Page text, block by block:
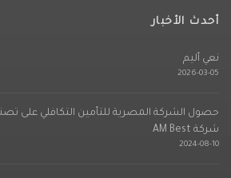
أحدث الأخبار
نعي أليم
2026-03-05
حصول الشركة المصرية للتأمين التكافلي على
شركة AM Best
2024-08-10